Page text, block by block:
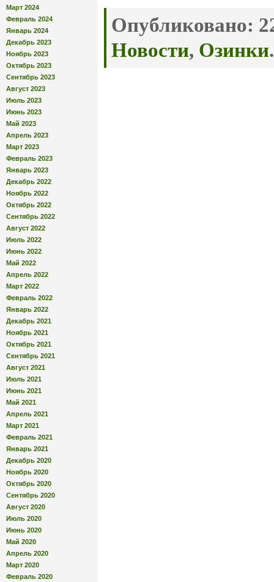
Март 2024
Февраль 2024
Январь 2024
Декабрь 2023
Ноябрь 2023
Октябрь 2023
Сентябрь 2023
Август 2023
Июль 2023
Июнь 2023
Май 2023
Апрель 2023
Март 2023
Февраль 2023
Январь 2023
Декабрь 2022
Ноябрь 2022
Октябрь 2022
Сентябрь 2022
Август 2022
Июль 2022
Июнь 2022
Май 2022
Апрель 2022
Март 2022
Февраль 2022
Январь 2022
Декабрь 2021
Ноябрь 2021
Октябрь 2021
Сентябрь 2021
Август 2021
Июль 2021
Июнь 2021
Май 2021
Апрель 2021
Март 2021
Февраль 2021
Январь 2021
Декабрь 2020
Ноябрь 2020
Октябрь 2020
Сентябрь 2020
Август 2020
Июль 2020
Июнь 2020
Май 2020
Апрель 2020
Март 2020
Февраль 2020
Опубликовано:
Новости, Озинки.